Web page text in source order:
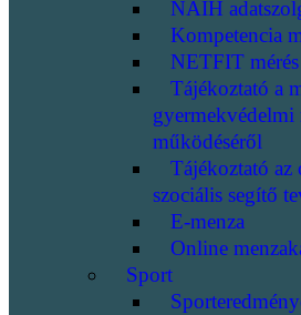
NAIH
Kompetencia
NETFIT mérés
Tájékoztató a
gyermekvédelmi
működéséről
Tájékoztató az
szociális segítő
E-menza
Online
Sport